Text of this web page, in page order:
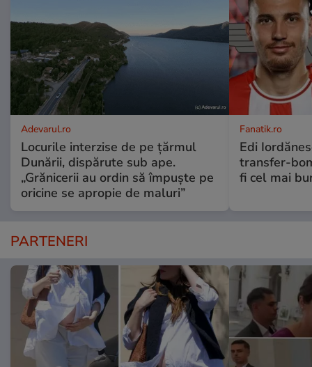
Adevarul.ro
Locurile interzise de pe țărmul
Dunării, dispărute sub ape.
„Grănicerii au ordin să împuște pe
oricine se apropie de maluri”
Fanatik.ro
Edi
transfer-
fi cel mai
PARTENERI